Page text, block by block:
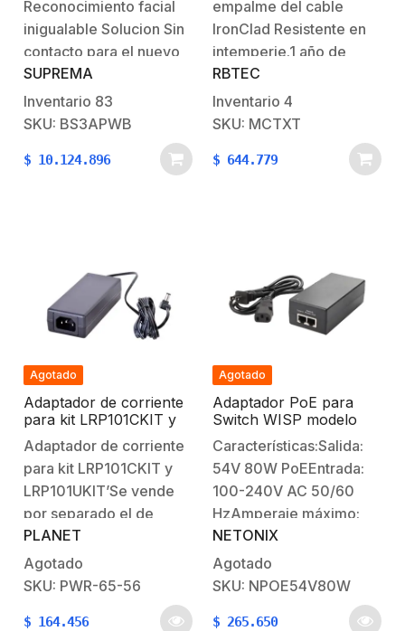
(opcional) / 100.000
Tarjetas: 125 KHz EM,
13.56 MHz MIFARE,
ICLASS SE/SR/SEOS,
BLE y NFC / WIFI y PoE
/ uso con BIOSTAR2
Reconocimiento facial
inigualable Solucion Sin
contacto para el nuevo
estandar de la seguridad
e higiene.Múltiples
métodos de acceso sin
proporciona varias
convenientes, todos sin
contacto y
perfectamente
compatibles con un
mundo
pospandemia.Reconocimiento
facialAcceso…
SUPREMA
Inventario 83
SKU: BS3APWB
$ 10.124.896
MICALERT
empalme del cable
IronClad Resistente en
intemperie.1 año de
garantía
RBTEC
Inventario 4
SKU: MCTXT
$ 644.779
Agotado
Adaptador de corriente
para kit LRP101CKIT y
LRP101UKIT
Adaptador de corriente
para kit LRP101CKIT y
LRP101UKIT’Se vende
por separado el de
corriente’
PLANET
Agotado
SKU: PWR-65-56
$ 164.456
Agotado
Adaptador PoE para
Switch WISP modelo
WS-6-MINI
Características:Salida:
54V 80W PoEEntrada:
100-240V AC 50/60
HzAmperaje máximo:
1.5AEspecialmente
diseñado para switch
WISP modelo WS-6-
Alimentador PoE1 Cable
NETONIX
Agotado
SKU: NPOE54V80W
$ 265.650